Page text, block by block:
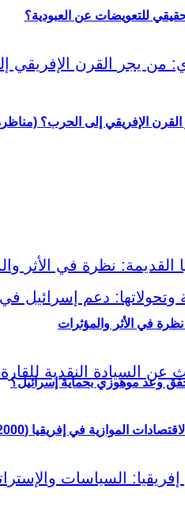
وعد موهوزي بحماية إسرائيل؟
للتعويضات عن العبودية؟
القرن الإفريقي إلى الحرب؟
نظرة في الأثر والمؤثرات
الموازية في إفريقيا (2000–2026)